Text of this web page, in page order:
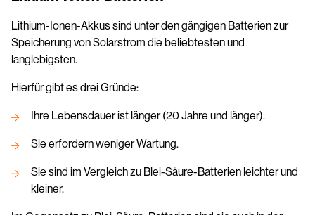
Lithium-Ionen-Akkus sind unter den gängigen Batterien zur
Speicherung von Solarstrom die beliebtesten und
langlebigsten.
Hierfür gibt es drei Gründe:
Ihre Lebensdauer ist länger (20 Jahre und länger).
Sie erfordern weniger Wartung.
Sie sind im Vergleich zu Blei-Säure-Batterien leichter und
kleiner.